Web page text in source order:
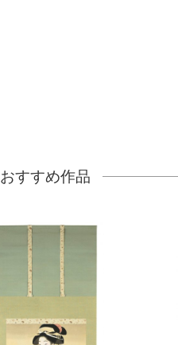
おすすめ作品